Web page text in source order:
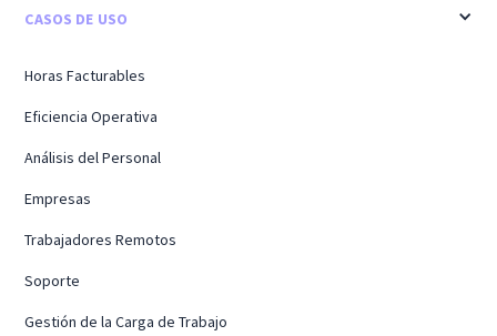
CASOS DE USO
Horas Facturables
Eficiencia Operativa
Análisis del Personal
Empresas
Trabajadores Remotos
Soporte
Gestión de la Carga de Trabajo